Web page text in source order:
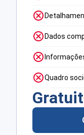
Dados
Quadro